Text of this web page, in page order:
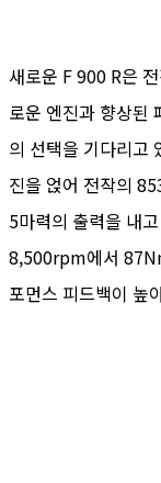
새로운 F 900 R은
로운 엔진과 향상된
의 선택을 기다리고
진을 얹어 전작의
5마력의 출력을 내
8,500rpm에서
포먼스 피드백이 높